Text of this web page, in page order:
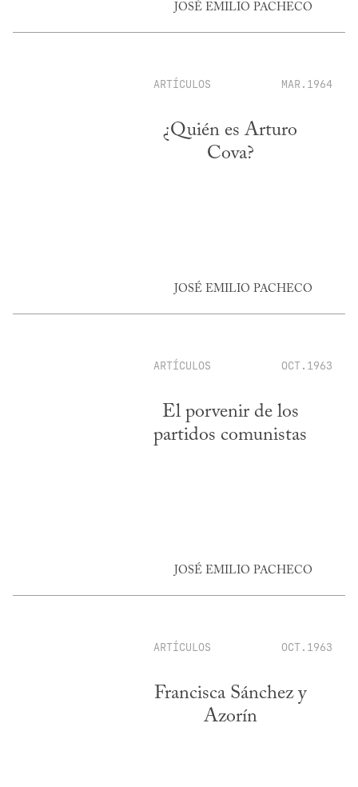
JOSÉ EMILIO PACHECO
ARTÍCULOS MAR.1964
¿Quién es Arturo
Cova?
JOSÉ EMILIO PACHECO
ARTÍCULOS OCT.1963
El porvenir de los
partidos comunistas
JOSÉ EMILIO PACHECO
ARTÍCULOS OCT.1963
Francisca Sánchez y
Azorín